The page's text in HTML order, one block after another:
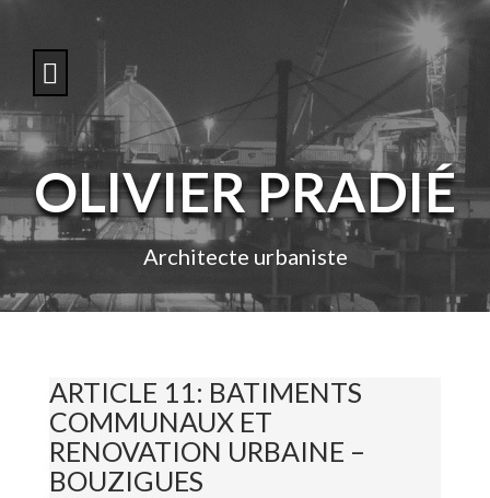
o
c
n
e
OLIVIER PRADIÉ
Architecte urbaniste
ARTICLE 11: BATIMENTS
COMMUNAUX ET
RENOVATION URBAINE –
BOUZIGUES